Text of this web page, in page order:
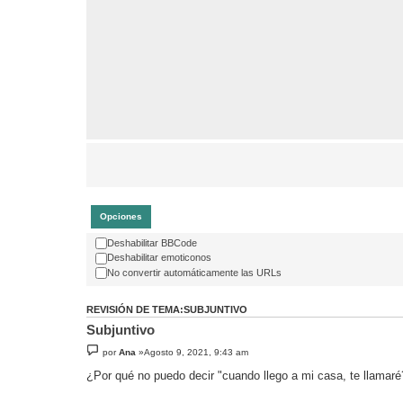
Opciones
Deshabilitar BBCode
Deshabilitar emoticonos
No convertir automáticamente las URLs
REVISIÓN DE TEMA:SUBJUNTIVO
Subjuntivo
porAna »Agosto 9, 2021, 9:43 am
¿Por qué no puedo decir "cuando llego a mi casa, te